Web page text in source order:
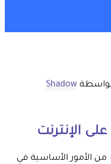
Shadow
الإنترنت
الأمور الأساسية في